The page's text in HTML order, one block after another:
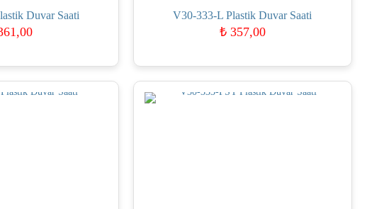
Duvar Saati V30-333-L Plastik Duvar Saati
₺357,00